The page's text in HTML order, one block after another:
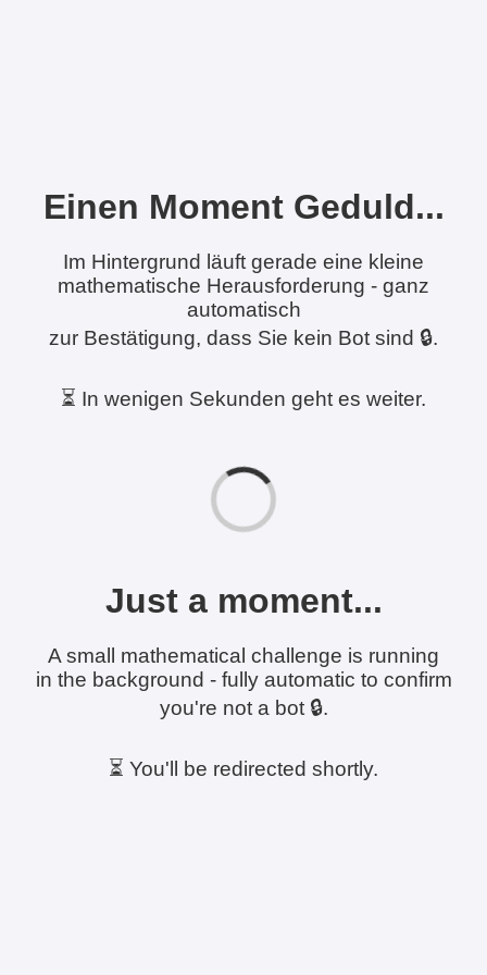
Einen Moment Geduld...
Im Hintergrund läuft gerade eine kleine
mathematische Herausforderung - ganz
automatisch
zur Bestätigung, dass Sie kein Bot sind 🔒.
⏳ In wenigen Sekunden geht es weiter.
Just a moment...
A small mathematical challenge is running
in the background - fully automatic to confirm
you're not a bot 🔒.
⏳ You'll be redirected shortly.